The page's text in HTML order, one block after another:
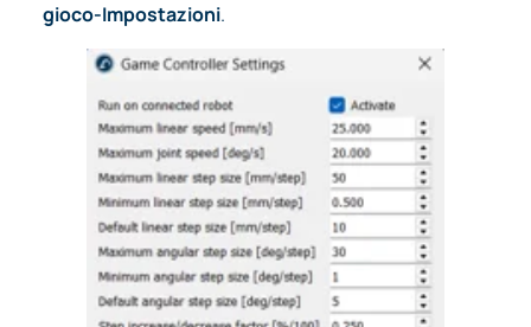
gioco-Impostazioni.